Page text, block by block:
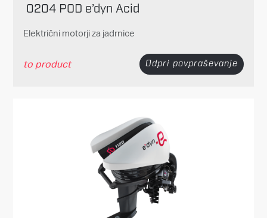
0204 POD e’dyn Acid
Električni motorji za jadrnice
to product Odpri povpraševanje